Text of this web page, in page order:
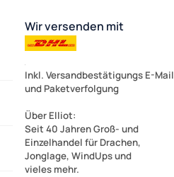
Wir versenden mit
Inkl. Versandbestätigungs E-Mail
und Paketverfolgung
Über Elliot:
Seit 40 Jahren Groß- und
Einzelhandel für Drachen,
Jonglage, WindUps und
vieles mehr.